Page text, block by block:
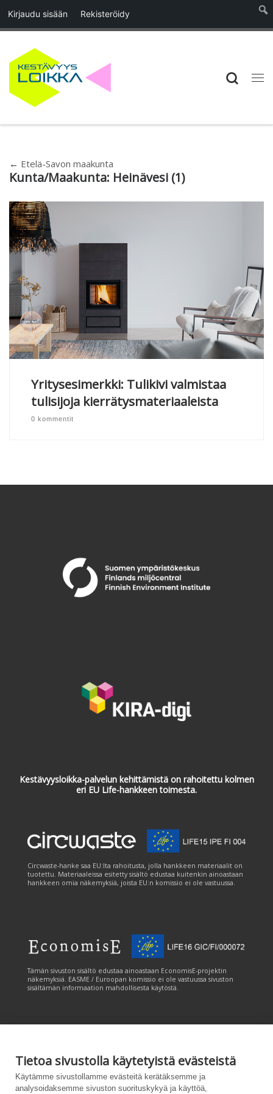
Tietoa sivustolla käytetyistä evästeistä
Käytämme sivustollamme evästeitä kerätäksemme ja
analysoidaksemme sivuston suorituskykyä ja käyttöä,
Kirjaudu sisään Rekisteröidy
Skip to content
← Etelä-Savon maakunta
Kunta/Maakunta: Heinävesi (1)
Yritysesimerkki: Tulikivi valmistaa
tulisijoja kierrätysmateriaaleista
0 kommentit
Kestävyysloikka-palvelun kehittämistä on rahoitettu kolmen
eri EU Life-hankkeen toimesta.
Circwaste-hanke saa EU:lta rahoitusta, jolla hankkeen materiaalit on
tuotettu. Materiaaleissa esitetty sisältö edustaa kuitenkin ainoastaan
hankkeen omia näkemyksiä, joista EU:n komissio ei ole vastuussa.
Tämän sivuston sisältö edustaa ainoastaan EconomisE-projektin
näkemyksiä. EASME / Euroopan komissio ei ole vastuussa sivuston
sisältämän informaation mahdollisesta käytöstä.
Tämän sivuston tuottamiseen on saatu rahoitusta Euroopan unionin
LIFE-ohjelmasta. Tämän sivuston sisältö edustaa ainoastaan